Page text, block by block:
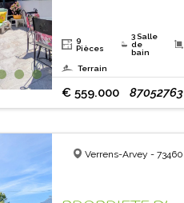
9
Pièces
3 Salle
de
bain
Terrain
€ 559.000 87052763
Verrens-Arvey - 73460